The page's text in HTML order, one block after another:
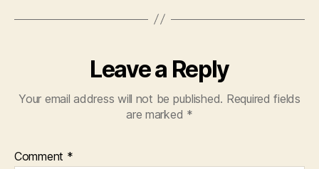
Leave a Reply
Your email address will not be published. Required fields
are marked *
Comment *